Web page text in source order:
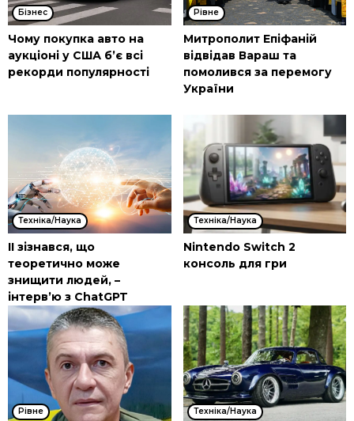
Бізнес
Чому покупка авто на
аукціоні у США б’є всі
рекорди популярності
Рівне
Митрополит Епіфаній
відвідав Вараш та
помолився за перемогу
України
Техніка/Наука
ІІ зізнався, що
теоретично може
знищити людей, –
інтерв’ю з ChatGPT
Техніка/Наука
Nintendo Switch 2
консоль для гри
Рівне Техніка/Наука